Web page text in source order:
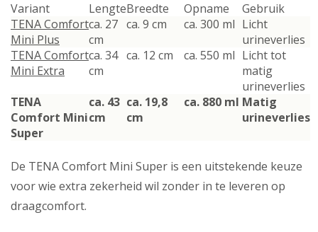
Variant
LengteBreedte Opname
Gebruik
TENA Comfort
Mini Plus
ca. 27
cm
ca. 9 cm ca. 300 ml Licht
urineverlies
TENA Comfort
Mini Extra
ca. 34
cm
ca. 12 cm ca. 550 ml Licht tot
matig
urineverlies
TENA
Comfort Mini
Super
ca. 43
cm
ca. 19,8
cm
ca. 880 ml Matig
urineverlies
De TENA Comfort Mini Super is een uitstekende keuze
voor wie extra zekerheid wil zonder in te leveren op
draagcomfort.